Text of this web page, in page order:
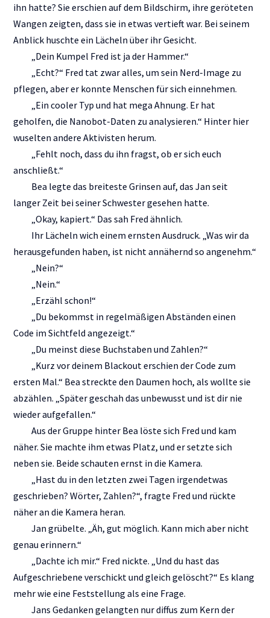
ihn hatte? Sie erschien auf dem Bildschirm, ihre geröteten
Wangen zeigten, dass sie in etwas vertieft war. Bei seinem
Anblick huschte ein Lächeln über ihr Gesicht.
„Dein Kumpel Fred ist ja der Hammer.“
„Echt?“ Fred tat zwar alles, um sein Nerd-Image zu
pflegen, aber er konnte Menschen für sich einnehmen.
„Ein cooler Typ und hat mega Ahnung. Er hat
geholfen, die Nanobot-Daten zu analysieren.“ Hinter hier
wuselten andere Aktivisten herum.
„Fehlt noch, dass du ihn fragst, ob er sich euch
anschließt.“
Bea legte das breiteste Grinsen auf, das Jan seit
langer Zeit bei seiner Schwester gesehen hatte.
„Okay, kapiert.“ Das sah Fred ähnlich.
Ihr Lächeln wich einem ernsten Ausdruck. „Was wir da
herausgefunden haben, ist nicht annähernd so angenehm.“
„Nein?“
„Nein.“
„Erzähl schon!“
„Du bekommst in regelmäßigen Abständen einen
Code im Sichtfeld angezeigt.“
„Du meinst diese Buchstaben und Zahlen?“
„Kurz vor deinem Blackout erschien der Code zum
ersten Mal.“ Bea streckte den Daumen hoch, als wollte sie
abzählen. „Später geschah das unbewusst und ist dir nie
wieder aufgefallen.“
Aus der Gruppe hinter Bea löste sich Fred und kam
näher. Sie machte ihm etwas Platz, und er setzte sich
neben sie. Beide schauten ernst in die Kamera.
„Hast du in den letzten zwei Tagen irgendetwas
geschrieben? Wörter, Zahlen?“, fragte Fred und rückte
näher an die Kamera heran.
Jan grübelte. „Äh, gut möglich. Kann mich aber nicht
genau erinnern.“
„Dachte ich mir.“ Fred nickte. „Und du hast das
Aufgeschriebene verschickt und gleich gelöscht?“ Es klang
mehr wie eine Feststellung als eine Frage.
Jans Gedanken gelangten nur diffus zum Kern der